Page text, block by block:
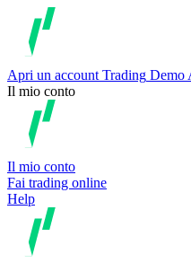
Apri un account Trading Demo
Il mio conto
Il mio conto
Fai trading online
Help